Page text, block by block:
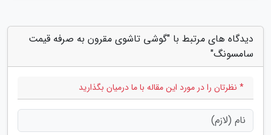
دیدگاه های مرتبط با "گوشی تاشوی مقرون به صرفه قیمت
سامسونگ"
* نظرتان را در مورد این مقاله با ما درمیان بگذارید